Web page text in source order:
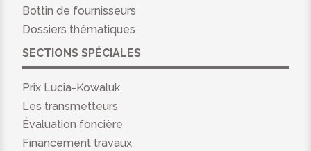
Bottin de fournisseurs
Dossiers thématiques
SECTIONS SPÉCIALES
Prix Lucia-Kowaluk
Les transmetteurs
Évaluation foncière
Financement travaux